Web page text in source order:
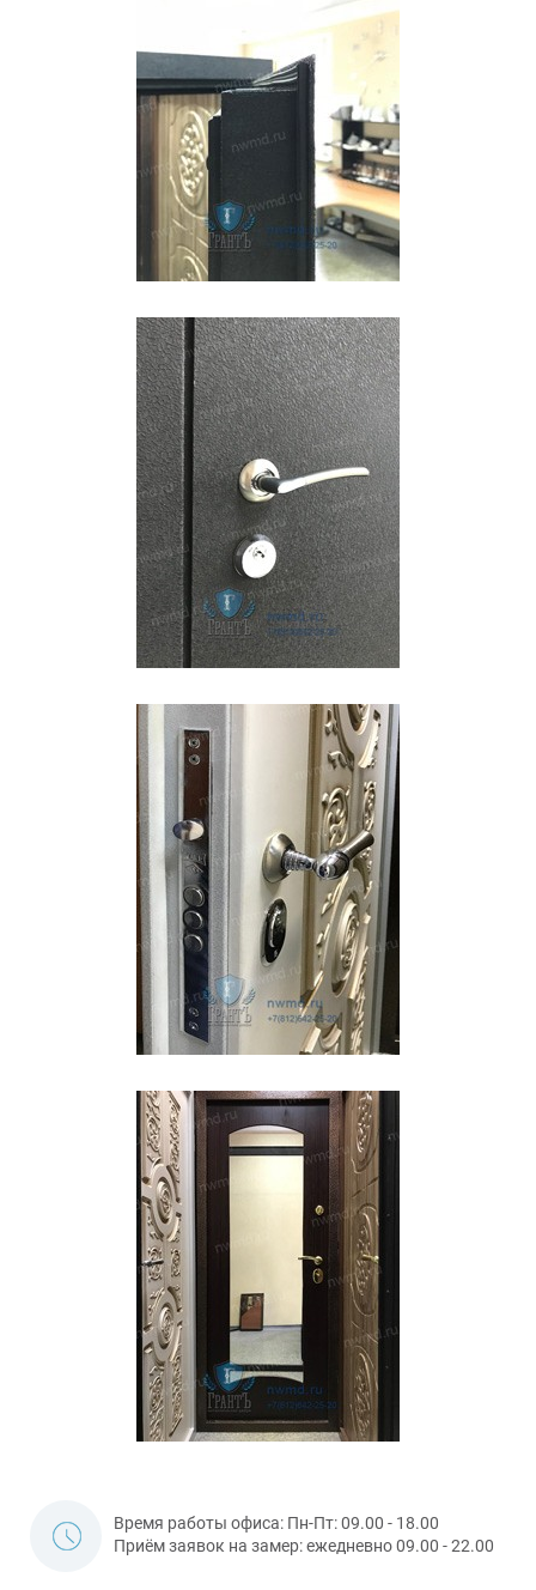
Время работы офиса: Пн-Пт: 09.00 - 18.00
Приём заявок на замер: ежедневно 09.00 - 22.00